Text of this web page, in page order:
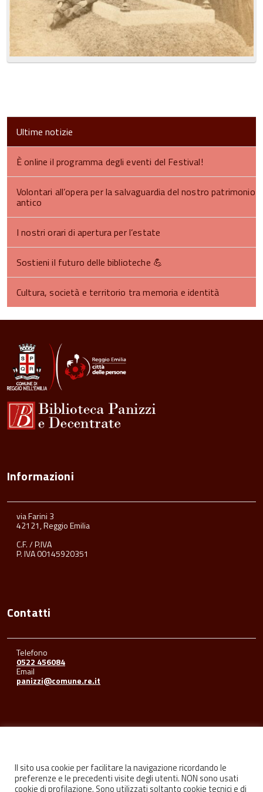
Ultime notizie
È online il programma degli eventi del Festival!
Volontari all’opera per la salvaguardia del nostro patrimonio
antico
I nostri orari di apertura per l’estate
Sostieni il futuro delle biblioteche 💪​
Cultura, società e territorio tra memoria e identità
Informazioni
via Farini 3
42121, Reggio Emilia
C.F. / P.IVA
P. IVA 00145920351
Contatti
Telefono
0522 456084
Email
panizzi@comune.re.it
FacebookYoutubeInstagram
Il sito usa cookie per facilitare la navigazione ricordando le
preferenze e le precedenti visite degli utenti. NON sono usati
cookie di profilazione. Sono utilizzati soltanto cookie tecnici e di